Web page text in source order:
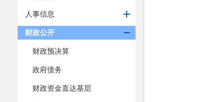
人事信息
财政公开
财政预决算
政府债务
财政资金直达基层